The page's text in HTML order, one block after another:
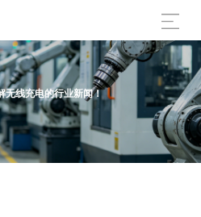
无线充电的行业新闻！